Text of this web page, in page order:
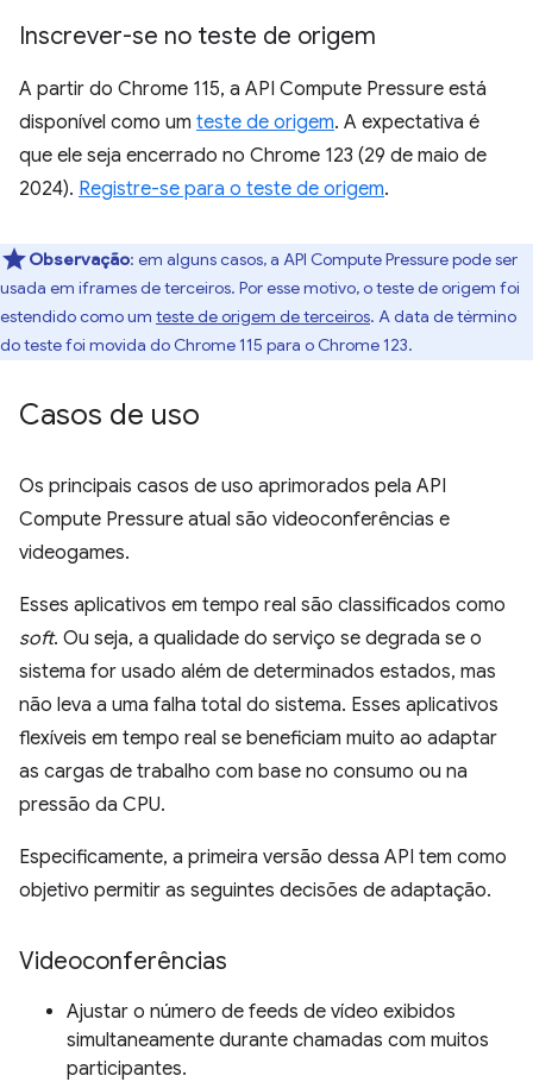
Inscrever-se no teste de origem
A partir do Chrome 115, a API Compute Pressure está
disponível como um teste de origem. A expectativa é
que ele seja encerrado no Chrome 123 (29 de maio de
2024). Registre-se para o teste de origem.
Observação: em alguns casos, a API Compute Pressure pode ser
usada em iframes de terceiros. Por esse motivo, o teste de origem foi
estendido como um teste de origem de terceiros. A data de término
do teste foi movida do Chrome 115 para o Chrome 123.
Casos de uso
Os principais casos de uso aprimorados pela API
Compute Pressure atual são videoconferências e
videogames.
Esses aplicativos em tempo real são classificados como
soft. Ou seja, a qualidade do serviço se degrada se o
sistema for usado além de determinados estados, mas
não leva a uma falha total do sistema. Esses aplicativos
flexíveis em tempo real se beneficiam muito ao adaptar
as cargas de trabalho com base no consumo ou na
pressão da CPU.
Especificamente, a primeira versão dessa API tem como
objetivo permitir as seguintes decisões de adaptação.
Videoconferências
Ajustar o número de feeds de vídeo exibidos
simultaneamente durante chamadas com muitos
participantes.